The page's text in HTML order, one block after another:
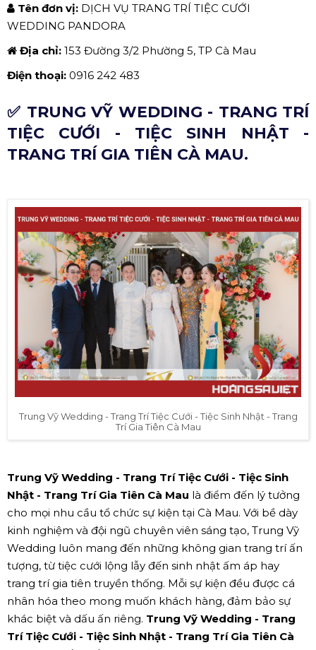
Tên đơn vị: DỊCH VỤ TRANG TRÍ TIỆC CƯỚI
WEDDING PANDORA
Địa chỉ: 153 Đường 3/2 Phường 5, TP Cà Mau
Điện thoại: 0916 242 483
✅ TRUNG VỸ WEDDING - TRANG TRÍ
TIỆC CƯỚI - TIỆC SINH NHẬT -
TRANG TRÍ GIA TIÊN CÀ MAU.
Trung Vỹ Wedding - Trang Trí Tiệc Cưới - Tiệc Sinh Nhật - Trang
Trí Gia Tiên Cà Mau
Trung Vỹ Wedding - Trang Trí Tiệc Cưới - Tiệc Sinh
Nhật - Trang Trí Gia Tiên Cà Mau là điểm đến lý tưởng
cho mọi nhu cầu tổ chức sự kiện tại Cà Mau. Với bề dày
kinh nghiệm và đội ngũ chuyên viên sáng tạo, Trung Vỹ
Wedding luôn mang đến những không gian trang trí ấn
tượng, từ tiệc cưới lộng lẫy đến sinh nhật ấm áp hay
trang trí gia tiên truyền thống. Mỗi sự kiện đều được cá
nhân hóa theo mong muốn khách hàng, đảm bảo sự
khác biệt và dấu ấn riêng. Trung Vỹ Wedding - Trang
Trí Tiệc Cưới - Tiệc Sinh Nhật - Trang Trí Gia Tiên Cà